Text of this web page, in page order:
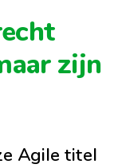
zijn
Agile titel